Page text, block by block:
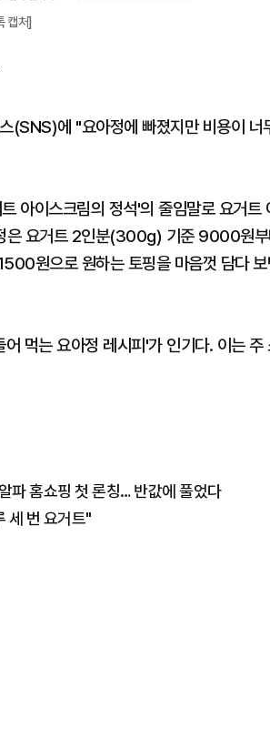
캡처]
(SNS)에 "요아정에 빠졌지만 비용이 너
아이스크림의 정석'의 줄임말로 요거트
은 요거트 2인분(300g) 기준 9000원부
원으로 원하는 토핑을 마음껏 담다
어 먹는 요아정 레시피'가 인기다. 이는
파 홈쇼핑 첫 론칭… 반값에 풀었다
세 번 요거트"